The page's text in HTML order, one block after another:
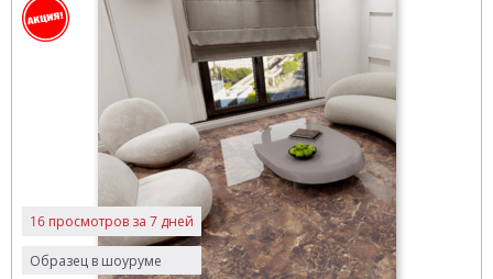
Образец в шоуруме
16 просмотров за 7 дней